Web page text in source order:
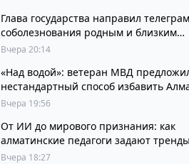
Глава государства направил
соболезнования родным и близким
выдающегося кинорежиссера Ардака
Вчера 20:14
«Над водой»: ветеран МВД
нестандартный способ избавить
пробок и смога
Вчера 19:56
От ИИ до мирового признания: как
алматинские педагоги задают
изучении языков
Вчера 18:27